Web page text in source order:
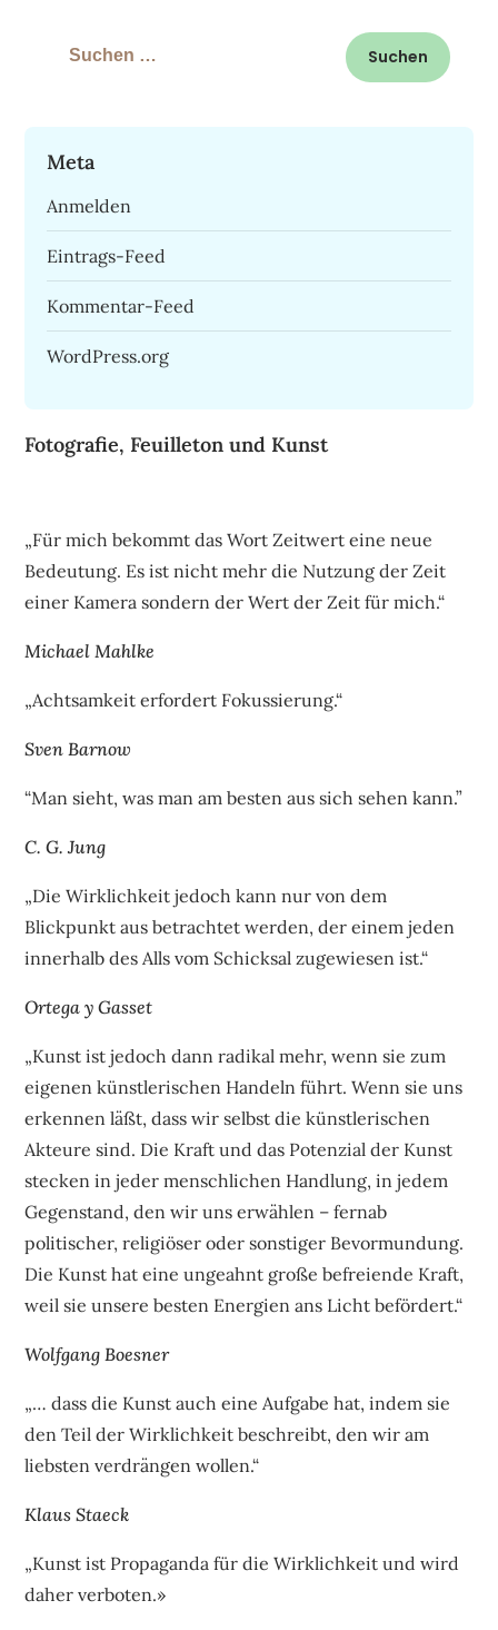
Suchen
Meta
Anmelden
Eintrags-Feed
Kommentar-Feed
WordPress.org
Fotografie, Feuilleton und Kunst
„Für mich bekommt das Wort Zeitwert eine neue
Bedeutung. Es ist nicht mehr die Nutzung der Zeit
einer Kamera sondern der Wert der Zeit für mich.“
Michael Mahlke
„Achtsamkeit erfordert Fokussierung.“
Sven Barnow
“Man sieht, was man am besten aus sich sehen kann.”
C. G. Jung
„Die Wirklichkeit jedoch kann nur von dem
Blickpunkt aus betrachtet werden, der einem jeden
innerhalb des Alls vom Schicksal zugewiesen ist.“
Ortega y Gasset
„Kunst ist jedoch dann radikal mehr, wenn sie zum
eigenen künstlerischen Handeln führt. Wenn sie uns
erkennen läßt, dass wir selbst die künstlerischen
Akteure sind. Die Kraft und das Potenzial der Kunst
stecken in jeder menschlichen Handlung, in jedem
Gegenstand, den wir uns erwählen – fernab
politischer, religiöser oder sonstiger Bevormundung.
Die Kunst hat eine ungeahnt große befreiende Kraft,
weil sie unsere besten Energien ans Licht befördert.“
Wolfgang Boesner
„… dass die Kunst auch eine Aufgabe hat, indem sie
den Teil der Wirklichkeit beschreibt, den wir am
liebsten verdrängen wollen.“
Klaus Staeck
„Kunst ist Propaganda für die Wirklichkeit und wird
daher verboten.»